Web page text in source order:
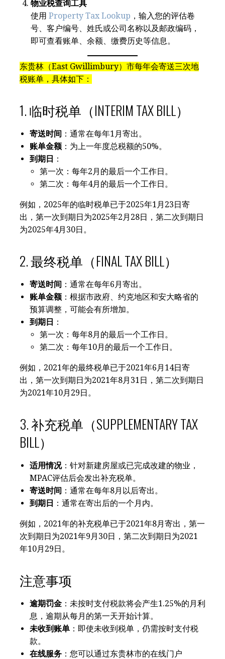
物业税查询工具
使用Property Tax Lookup ，输入您的评估卷
号、客户编号、姓氏或公司名称以及邮政编码，
即可查看账单、余额、缴费历史等信息。
东贵林（East Gwillimbury）市每年会寄送三次地
税账单，具体如下：
1. 临时税单（INTERIM TAX BILL）
寄送时间 ：通常在每年1月寄出。
账单金额 ：为上一年度总税额的50%。
到期日 ：
第一次：每年2月的最后一个工作日。
第二次：每年4月的最后一个工作日。
例如，2025年的临时税单已于2025年1月23日寄
出，第一次到期日为2025年2月28日，第二次到期日
为2025年4月30日。
2. 最终税单（FINAL TAX BILL）
寄送时间 ：通常在每年6月寄出。
账单金额 ：根据市政府、约克地区和安大略省的
预算调整，可能会有所增加。
到期日 ：
第一次：每年8月的最后一个工作日。
第二次：每年10月的最后一个工作日。
例如，2021年的最终税单已于2021年6月14日寄
出，第一次到期日为2021年8月31日，第二次到期日
为2021年10月29日。
3. 补充税单（SUPPLEMENTARY TAX
BILL）
适用情况：针对新建房屋或已完成改建的物业，
MPAC评估后会发出补充税单。
寄送时间 ：通常在每年8月以后寄出。
到期日 ：通常在寄出后的一个月内。
例如，2021年的补充税单已于2021年8月寄出，第一
次到期日为2021年9月30日，第二次到期日为2021
年10月29日。
注意事项
逾期罚金 ：未按时支付税款将会产生1.25%的月利
息，逾期从每月的第一天开始计算。
未收到账单 ：即使未收到税单，仍需按时支付税
款。
在线服务 ：您可以通过东贵林市的在线门户